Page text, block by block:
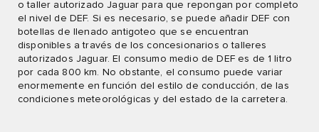
o taller autorizado Jaguar para que repongan por completo
el nivel de DEF. Si es necesario, se puede añadir DEF con
botellas de llenado antigoteo que se encuentran
disponibles a través de los concesionarios o talleres
autorizados Jaguar. El consumo medio de DEF es de 1 litro
por cada 800 km. No obstante, el consumo puede variar
enormemente en función del estilo de conducción, de las
condiciones meteorológicas y del estado de la carretera.